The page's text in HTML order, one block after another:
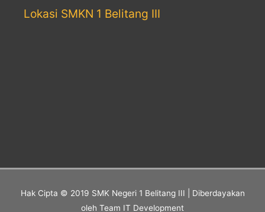
Lokasi SMKN 1 Belitang III
Hak Cipta © 2019 SMK Negeri 1 Belitang III | Diberdayakan
oleh Team IT Development